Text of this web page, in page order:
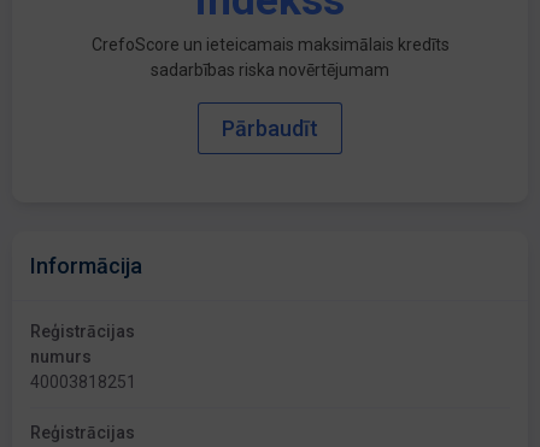
CrefoScore un ieteicamais maksimālais kredīts
sadarbības riska novērtējumam
Pārbaudīt
Informācija
Reģistrācijas
numurs
40003818251
Reģistrācijas